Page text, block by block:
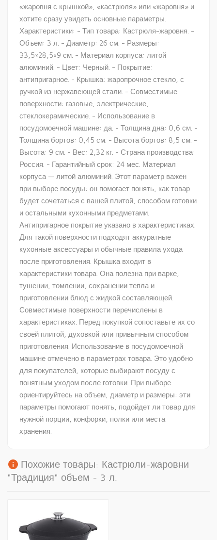
«жаровня с крышкой», «кастрюля» или «жаровня» и
хотите сразу увидеть основные параметры.
Характеристики: - Тип товара: Кастрюля-жаровня. -
Объем: 3 л. - Диаметр: 26 см. - Размеры:
33,5×28,5×9 см. - Материал корпуса: литой
алюминий. - Цвет: Черный. - Покрытие:
антипригарное. - Крышка: жаропрочное стекло, с
ручкой из нержавеющей стали. - Совместимые
поверхности: газовые, электрические,
стеклокерамические. - Использование в
посудомоечной машине: да. - Толщина дна: 0,6 см. -
Толщина бортов: 0,45 см. - Высота бортов: 8,5 см. -
Высота: 9 см. - Вес: 2,32 кг. - Страна производства:
Россия. - Гарантийный срок: 24 мес. Материал
корпуса — литой алюминий. Этот параметр важен
при выборе посуды: он помогает понять, как товар
будет сочетаться с вашей плитой, способом готовки
и остальными кухонными предметами.
Антипригарное покрытие указано в характеристиках.
Для такой поверхности подходят аккуратные
кухонные аксессуары и обычные правила ухода
после приготовления. Крышка входит в
характеристики товара. Она полезна при варке,
тушении, томлении, сохранении тепла и
приготовлении блюд с жидкой составляющей.
Совместимые поверхности перечислены в
характеристиках. Перед покупкой сопоставьте их со
своей плитой, духовкой или привычным способом
приготовления. Использование в посудомоечной
машине отмечено в параметрах товара. Это удобно
для покупателей, которые выбирают посуду с
понятным уходом после готовки. При выборе
ориентируйтесь на объем, диаметр и размеры: эти
параметры помогают понять, подойдет ли товар для
нужной порции, конфорки, полки или места
хранения.
info Похожие товары: Кастрюли-жаровни
"Традиция" объем - 3 л.